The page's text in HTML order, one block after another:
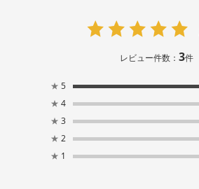
レビュー件数：3件
★ 5
★ 4
★ 3
★ 2
★ 1